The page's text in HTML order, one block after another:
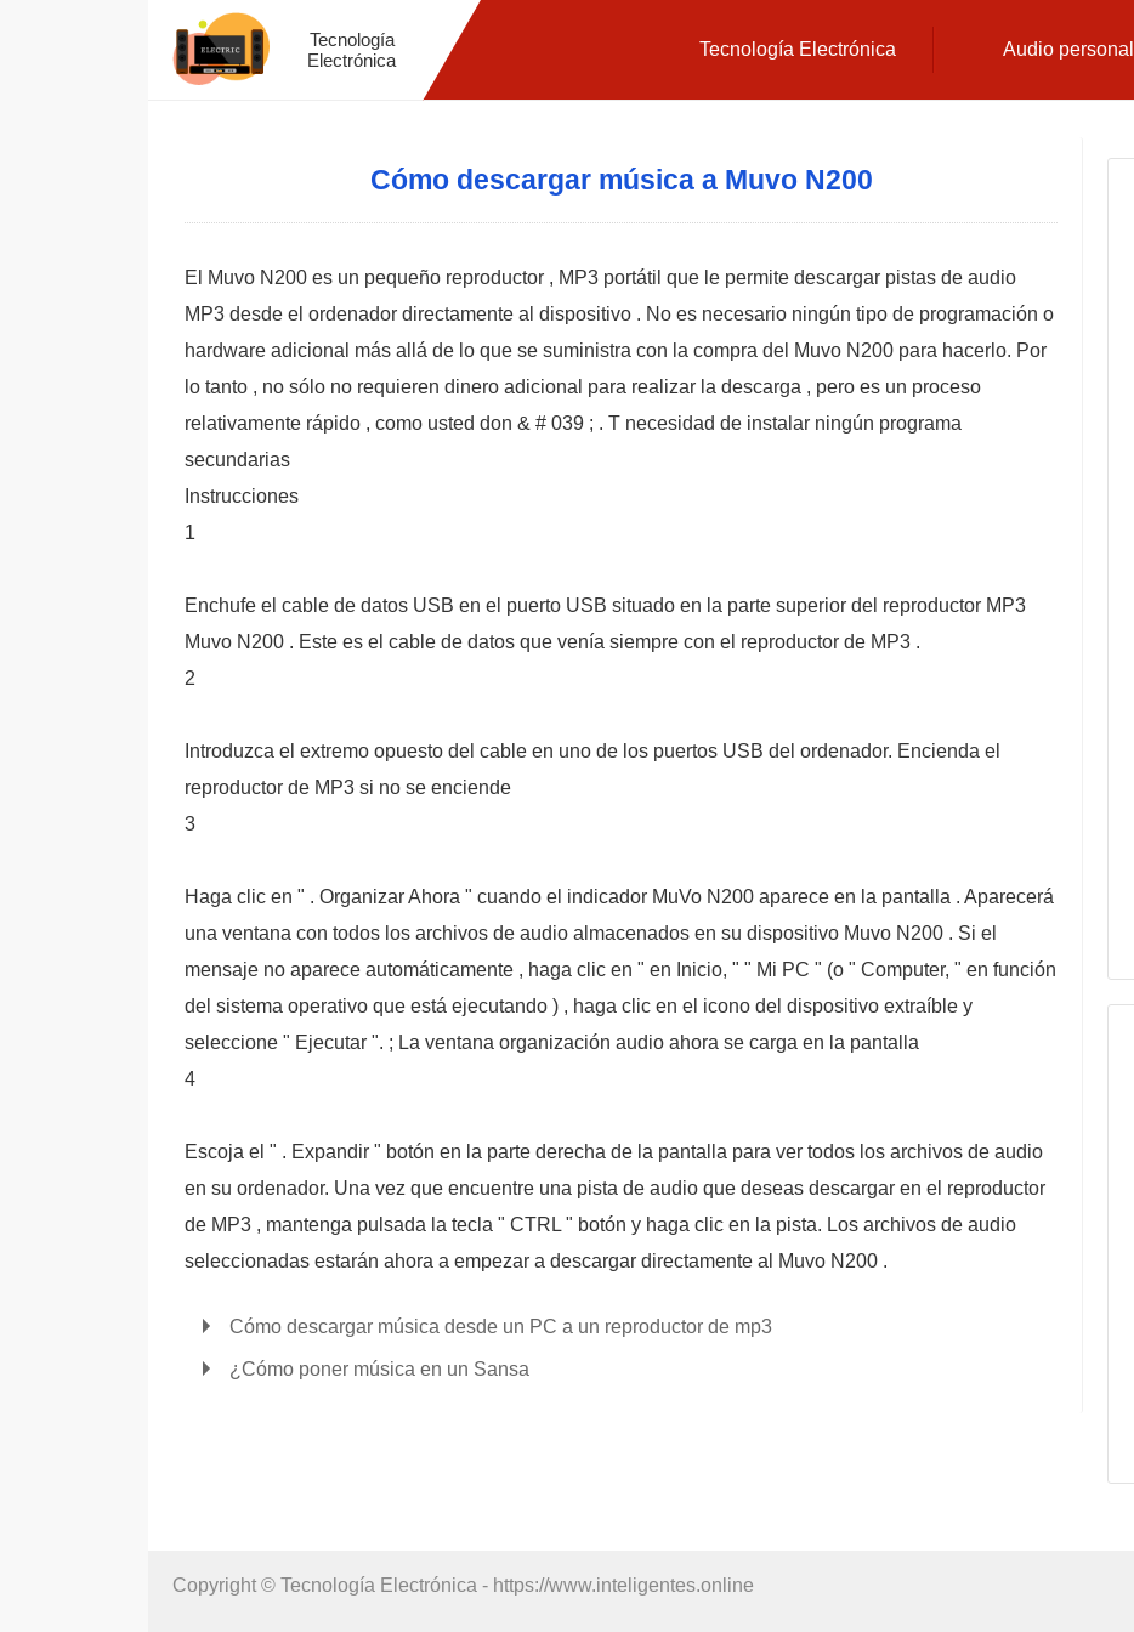
Tecnología
Electrónica
Tecnología Electrónica Audio personal
Cómo descargar música a Muvo N200
El Muvo N200 es un pequeño reproductor , MP3 portátil que le permite descargar pistas de audio
MP3 desde el ordenador directamente al dispositivo . No es necesario ningún tipo de programación o
hardware adicional más allá de lo que se suministra con la compra del Muvo N200 para hacerlo. Por
lo tanto , no sólo no requieren dinero adicional para realizar la descarga , pero es un proceso
relativamente rápido , como usted don & # 039 ; . T necesidad de instalar ningún programa
secundarias
Instrucciones
1
Enchufe el cable de datos USB en el puerto USB situado en la parte superior del reproductor MP3
Muvo N200 . Este es el cable de datos que venía siempre con el reproductor de MP3 .
2
Introduzca el extremo opuesto del cable en uno de los puertos USB del ordenador. Encienda el
reproductor de MP3 si no se enciende
3
Haga clic en " . Organizar Ahora " cuando el indicador MuVo N200 aparece en la pantalla . Aparecerá
una ventana con todos los archivos de audio almacenados en su dispositivo Muvo N200 . Si el
mensaje no aparece automáticamente , haga clic en " en Inicio, " " Mi PC " (o " Computer, " en función
del sistema operativo que está ejecutando ) , haga clic en el icono del dispositivo extraíble y
seleccione " Ejecutar ". ; La ventana organización audio ahora se carga en la pantalla
4
Escoja el " . Expandir " botón en la parte derecha de la pantalla para ver todos los archivos de audio
en su ordenador. Una vez que encuentre una pista de audio que deseas descargar en el reproductor
de MP3 , mantenga pulsada la tecla " CTRL " botón y haga clic en la pista. Los archivos de audio
seleccionadas estarán ahora a empezar a descargar directamente al Muvo N200 .
Cómo descargar música desde un PC a un reproductor de mp3
¿Cómo poner música en un Sansa
Copyright © Tecnología Electrónica - https://www.inteligentes.online